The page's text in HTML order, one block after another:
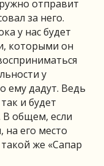
отправит
за него.
у нас будет
которыми он
у
ему дадут. Ведь
и будет
В общем, если
его место
же «Сапар